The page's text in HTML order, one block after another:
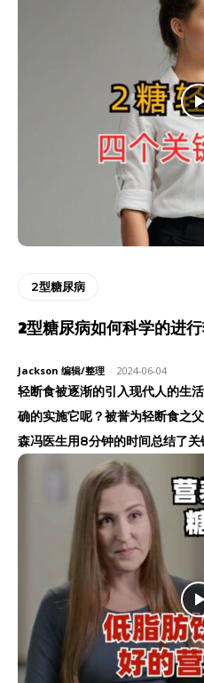
2型糖尿病
2型糖尿病如何科学的进
Jackson 编辑/整理 - 2024-06-04
轻断食被逐渐的引入现代人的生
确的实施它呢？被誉为轻断食之
森冯医生用8分钟的时间总结了关